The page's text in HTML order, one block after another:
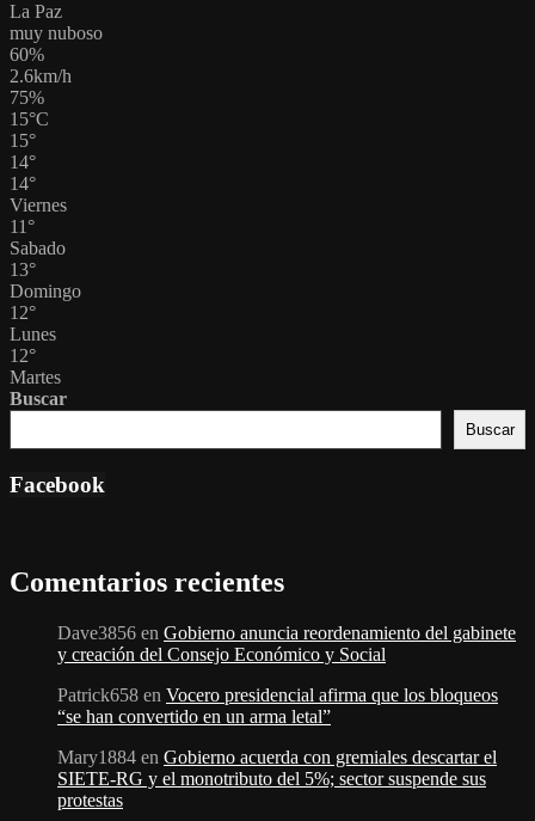
La Paz
muy nuboso
60%
2.6km/h
75%
15°C
15°
14°
14°
Viernes
11°
Sabado
13°
Domingo
12°
Lunes
12°
Martes
Buscar
Buscar
Facebook
Comentarios recientes
Dave3856 en Gobierno anuncia reordenamiento del gabinete
y creación del Consejo Económico y Social
Patrick658 en Vocero presidencial afirma que los bloqueos
“se han convertido en un arma letal”
Mary1884 en Gobierno acuerda con gremiales descartar el
SIETE-RG y el monotributo del 5%; sector suspende sus
protestas